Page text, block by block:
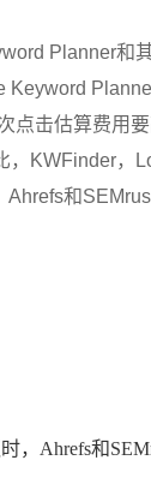
Planner和
Keyword
点击估算费用
，KWFinder，
和
，Ahrefs和